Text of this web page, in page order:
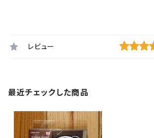
レビュー
最近チェックした商品